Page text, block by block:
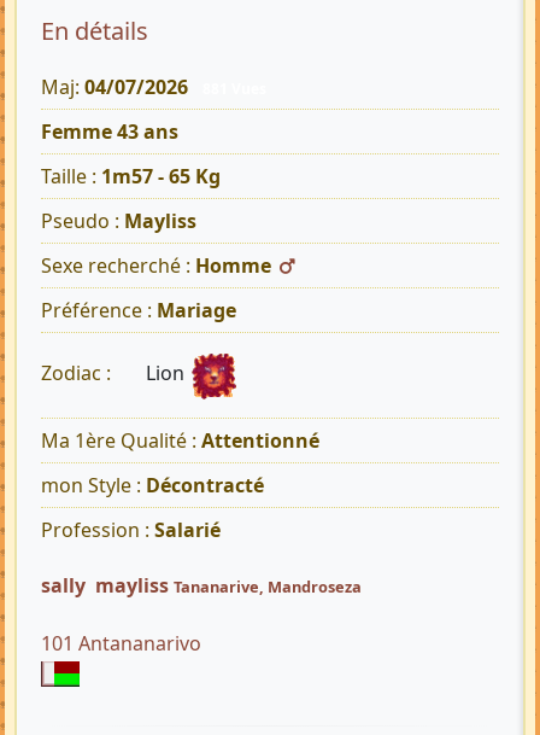
En détails
Maj: 04/07/2026
Femme 43 ans
Taille : 1m57 - 65 Kg
Pseudo : Mayliss
Sexe recherché : Homme
Préférence : Mariage
Zodiac : Lion
Ma 1ère Qualité : Attentionné
mon Style : Décontracté
Profession : Salarié
sally mayliss Tananarive, Mandroseza
101 Antananarivo